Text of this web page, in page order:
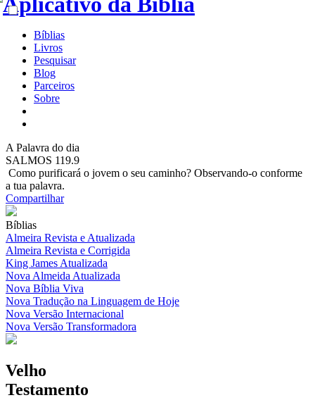
Bíblias
Livros
Pesquisar
Blog
Parceiros
Sobre
A Palavra do dia
SALMOS 119.9
Como purificará o jovem o seu caminho? Observando-o conforme
a tua palavra.
Compartilhar
Bíblias
Almeira Revista e Atualizada
Almeira Revista e Corrigida
King James Atualizada
Nova Almeida Atualizada
Nova Bíblia Viva
Nova Tradução na Linguagem de Hoje
Nova Versão Internacional
Nova Versão Transformadora
Velho
Testamento